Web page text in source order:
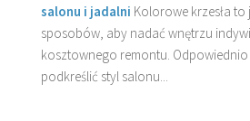
salonu i jadalni Kolorowe krzesła
sposobów, aby nadać wnętrzu
kosztownego remontu.
podkreślić styl salonu...